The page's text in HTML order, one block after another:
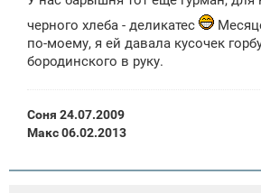
б
е
н
е
черного хлеба - деликатес
по-моему, я ей давала кусочек
бородинского в руку.
Соня 24.07.2009
Макс 06.02.2013